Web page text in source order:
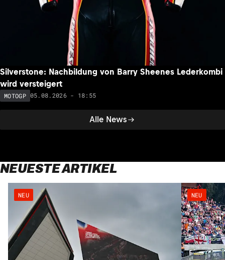
Alle News
Silverstone: Nachbildung von Barry Sheenes Lederkombi
wird versteigert
MOTOGP 05.08.2026 - 18:55
NEUESTE ARTIKEL
NEU NEU